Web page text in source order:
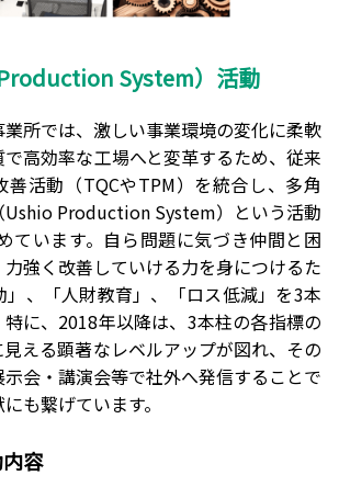
System）活動
所では、激しい事業環境の変化に柔軟
高効率な工場へと変革するため、従来
善活動（TQCやTPM）を統合し、多角
Ushio Production System）という活動
ています。自ら問題に気づき仲間と困
強く改善していける力を身につけるた
」、「人財教育」、「ロス低減」を3本
に、2018年以降は、3本柱の各指標の
える顕著なレベルアップが図れ、その
会・講演会等で社外へ発信することで
も繋げています。
容